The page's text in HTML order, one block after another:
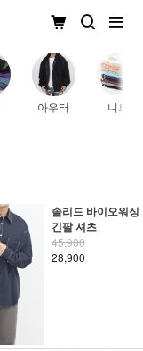
아우터 니트
솔리드 바이오워싱
긴팔 셔츠
45,900
28,900